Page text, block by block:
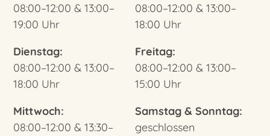
08:00–12:00 & 13:00–
19:00 Uhr
Dienstag:
08:00–12:00 & 13:00–
18:00 Uhr
Mittwoch:
08:00–12:00 & 13:30–
08:00–12:00 & 13:00–
18:00 Uhr
Freitag:
08:00–12:00 & 13:00–
15:00 Uhr
Samstag & Sonntag:
geschlossen